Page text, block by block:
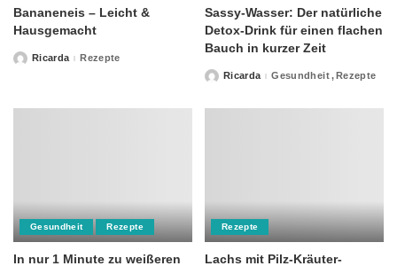
Bananeneis – Leicht &
Hausgemacht
PostedRicarda Rezepte
Sassy-Wasser: Der natürliche
Detox-Drink für einen flachen
Bauch in kurzer Zeit
PostedRicarda Gesundheit Rezepte
Gesundheit Rezepte
In nur 1 Minute zu weißeren
Rezepte
Lachs mit Pilz-Kräuter-